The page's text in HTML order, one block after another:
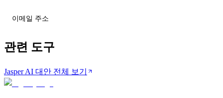
관련 도구
Jasper AI 대안 전체 보기